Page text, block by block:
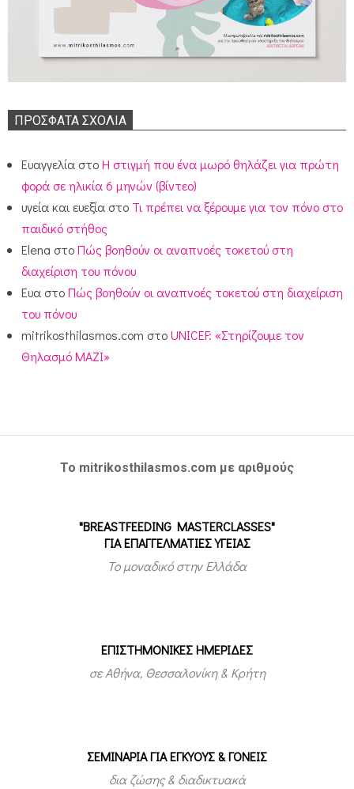
ΠΡΌΣΦΑΤΑ ΣΧΌΛΙΑ
Ευαγγελία στοΗ στιγμή που ένα μωρό θηλάζει για πρώτη
φορά σε ηλικία 6 μηνών (βίντεο)
υγεία και ευεξία στο Τι πρέπει να ξέρουμε για τον πόνο στο
παιδικό στήθος
Elena στοΠώς βοηθούν οι αναπνοές τοκετού στη
διαχείριση του πόνου
Ευα στοΠώς βοηθούν οι αναπνοές τοκετού στη διαχείριση
του πόνου
mitrikosthilasmos.com στοUNICEF: «Στηρίζουμε τον
Θηλασμό ΜΑΖΙ»
Το mitrikosthilasmos.com με αριθμούς
"BREASTFEEDING MASTERCLASSES"
ΓΙΑ ΕΠΑΓΓΕΛΜΑΤΙΕΣ ΥΓΕΙΑΣ
Το μοναδικό στην Ελλάδα
ΕΠΙΣΤΗΜΟΝΙΚΕΣ ΗΜΕΡΙΔΕΣ
σε Αθήνα, Θεσσαλονίκη & Κρήτη
ΣΕΜΙΝΑΡΙΑ ΓΙΑ ΕΓΚΥΟΥΣ & ΓΟΝΕΙΣ
δια ζώσης & διαδικτυακά